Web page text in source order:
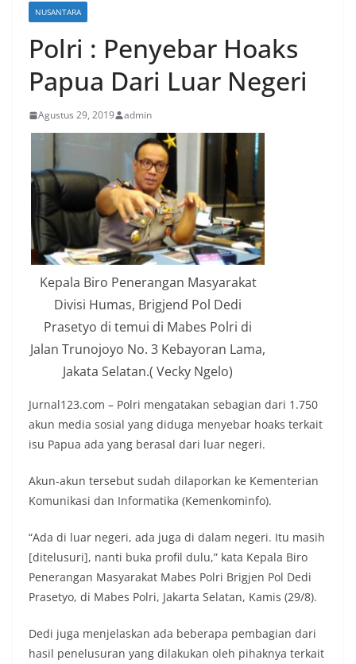
NUSANTARA
Polri : Penyebar Hoaks
Papua Dari Luar Negeri
Agustus 29, 2019 admin
Kepala Biro Penerangan Masyarakat
Divisi Humas, Brigjend Pol Dedi
Prasetyo di temui di Mabes Polri di
Jalan Trunojoyo No. 3 Kebayoran Lama,
Jakata Selatan.( Vecky Ngelo)
Jurnal123.com – Polri mengatakan sebagian dari 1.750
akun media sosial yang diduga menyebar hoaks terkait
isu Papua ada yang berasal dari luar negeri.
Akun-akun tersebut sudah dilaporkan ke Kementerian
Komunikasi dan Informatika (Kemenkominfo).
“Ada di luar negeri, ada juga di dalam negeri. Itu masih
[ditelusuri], nanti buka profil dulu,” kata Kepala Biro
Penerangan Masyarakat Mabes Polri Brigjen Pol Dedi
Prasetyo, di Mabes Polri, Jakarta Selatan, Kamis (29/8).
Dedi juga menjelaskan ada beberapa pembagian dari
hasil penelusuran yang dilakukan oleh pihaknya terkait